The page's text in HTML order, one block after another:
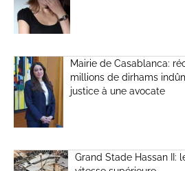
Mairie de Casablanca:
millions de dirhams
justice à une avocate
Grand Stade Hassan II: